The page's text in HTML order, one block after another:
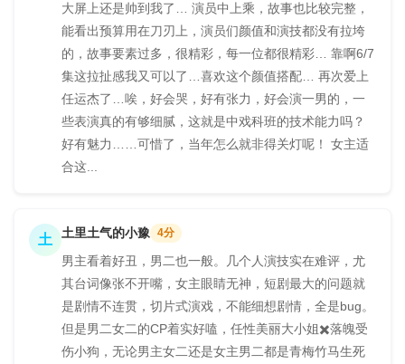
大屏上还是帅到我了… 演员中上乘，故事也比较完整，
能看出预算用在刀刃上，演员们颜值和演技都没有拉垮
的，故事要素过多，很精彩，每一位都很精彩… 靠啊6/7
集这拉扯感我又可以了…喜欢这个颜值搭配… 再次爱上
任运杰了…唉，好会哭，好有张力，好会演一男的，一
些表演真的有够细腻，这就是中戏科班的技术能力吗？
好有魅力……可惜了，当年怎么就非得关灯呢！ 女主适
合这...
土 土里土气的小豫 4分
男主看着好丑，男二也一般。几个人演技实在难评，尤
其台词像张不开嘴，女主眼睛无神，短剧最大的问题就
是剧情不连贯，切片式演戏，不能细想剧情，全是bug。
但是男二女二的CP着实好嗑，任性美丽大小姐✖️落魄受
伤小狗，无论男主女二还是女主男二都是青梅竹马生死